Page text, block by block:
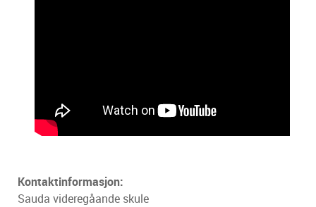
Kontaktinformasjon:
Sauda videregåande skule